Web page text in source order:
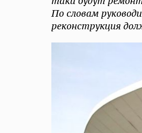
По словам
реконструкция